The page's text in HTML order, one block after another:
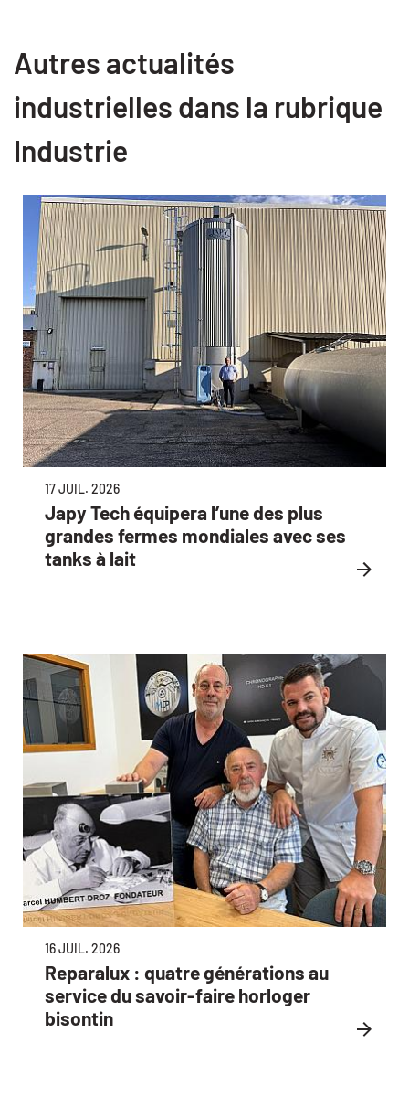
Autres actualités
industrielles dans la rubrique
Industrie
17 JUIL. 2026
Japy Tech équipera l’une des plus
grandes fermes mondiales avec ses
tanks à lait
16 JUIL. 2026
Reparalux : quatre générations au
service du savoir-faire horloger
bisontin